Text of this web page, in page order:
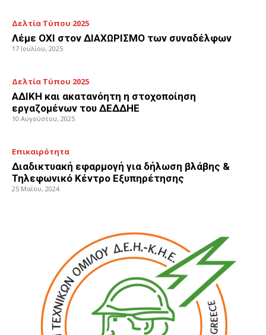
Δελτία Τύπου 2025
Λέμε ΟΧΙ στον ΔΙΑΧΩΡΙΣΜΟ των συναδέλφων
17 Ιουλίου, 2025
Δελτία Τύπου 2025
ΑΔΙΚΗ και ακατανόητη η στοχοποίηση
εργαζομένων του ΔΕΔΔΗΕ
10 Αυγούστου, 2025
Επικαιρότητα
Διαδικτυακή εφαρμογή για δήλωση βλάβης &
Τηλεφωνικό Κέντρο Εξυπηρέτησης
25 Μαΐου, 2024